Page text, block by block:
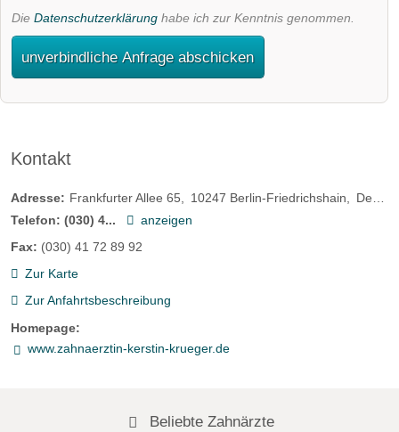
Die Datenschutzerklärung habe ich zur Kenntnis genommen.
unverbindliche Anfrage abschicken
Kontakt
Adresse: Frankfurter Allee 65 10247 Berlin-Friedrichshain
Deutschland
Telefon: (030) 4...
anzeigen
Fax: (030) 41 72 89 92
Zur Karte
Zur Anfahrtsbeschreibung
Homepage:
www.zahnaerztin-kerstin-krueger.de
Beliebte Zahnärzte